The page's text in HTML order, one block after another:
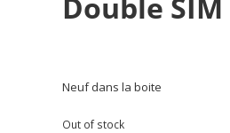
Neuf dans la boite
Out of stock